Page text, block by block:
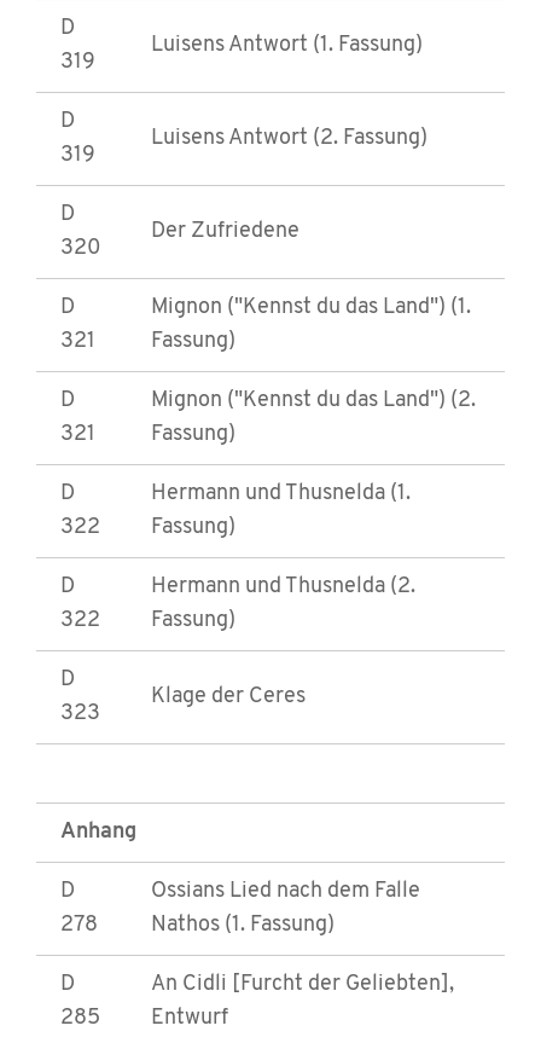
D
319
Luisens Antwort (1. Fassung)
D
319
Luisens Antwort (2. Fassung)
D
320
Der Zufriedene
D
321
Mignon ("Kennst du das Land") (1.
Fassung)
D
321
Mignon ("Kennst du das Land") (2.
Fassung)
D
322
Hermann und Thusnelda (1.
Fassung)
D
322
Hermann und Thusnelda (2.
Fassung)
D
323
Klage der Ceres
Anhang
D
278
Ossians Lied nach dem Falle
Nathos (1. Fassung)
D
285
An Cidli [Furcht der Geliebten],
Entwurf